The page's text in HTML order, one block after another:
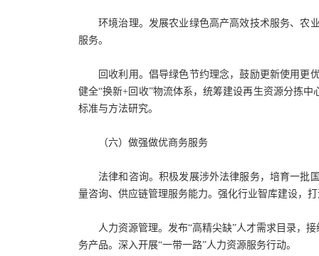
环境治理。发展农业绿色高产高效技术服务、农
服务。
回收利用。倡导绿色节约理念，鼓励更新使用更
健全“换新+回收”物流体系，统筹建设再生资源分拣
标准与方法研究。
（六）做强做优商务服务
法律和咨询。积极发展涉外法律服务，培育一批
量咨询、供应链管理服务能力。强化行业智库建设，
人力资源管理。发布“高精尖缺”人才需求目录，
务产品。深入开展“一带一路”人力资源服务行动。